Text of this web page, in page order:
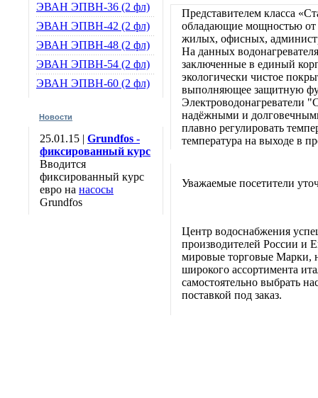
ЭВАН ЭПВН-36 (2 фл)
ЭВАН ЭПВН-42 (2 фл)
ЭВАН ЭПВН-48 (2 фл)
ЭВАН ЭПВН-54 (2 фл)
ЭВАН ЭПВН-60 (2 фл)
Новости
25.01.15 | Grundfos -
фиксированный курс
Вводится
фиксированный курс
евро на насосы
Grundfos
Представителем класса
обладающие мощностью от
жилых, офисных,
На данных
заключенные в единый
экологически чистое
выполняющее защитную
Электроводонагреватели
надёжными и
плавно регулировать
температура на выходе в
Уважаемые посетители
Центр водоснабжения
производителей России и
мировые торговые Марки,
широкого ассортимента
самостоятельно выбрать
поставкой под заказ.